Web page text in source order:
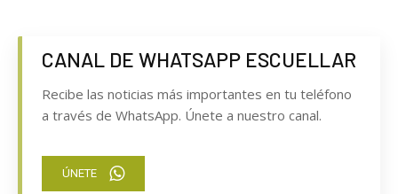
CANAL DE WHATSAPP ESCUELLAR
Recibe las noticias más importantes en tu teléfono
a través de WhatsApp. Únete a nuestro canal.
ÚNETE